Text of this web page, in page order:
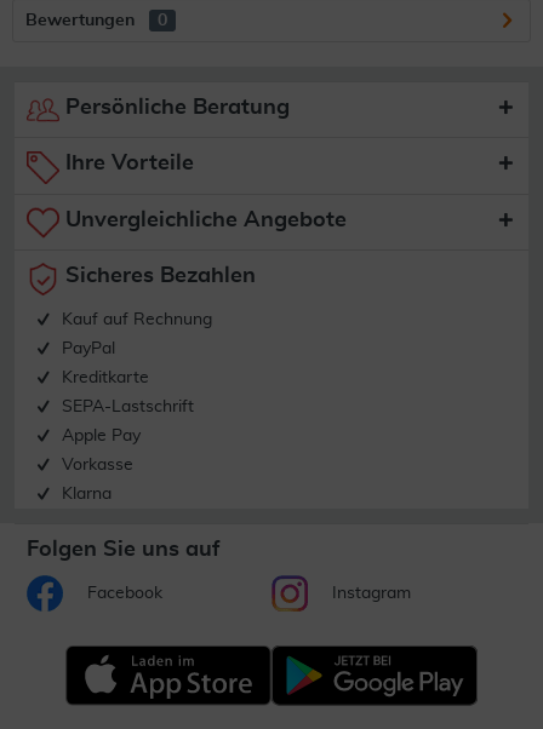
Bewertungen 0
Persönliche Beratung
Ihre Vorteile
Unvergleichliche Angebote
Sicheres Bezahlen
Kauf auf Rechnung
PayPal
Kreditkarte
SEPA-Lastschrift
Apple Pay
Vorkasse
Klarna
Folgen Sie uns auf
Facebook Instagram